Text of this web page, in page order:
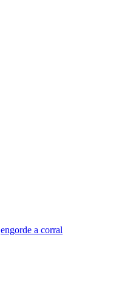
engorde a corral